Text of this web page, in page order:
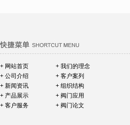
+ 网站首页
+ 我们的理念
+ 公司介绍
+ 客户案列
+ 新闻资讯
+ 组织结构
+ 产品展示
+ 阀门应用
+ 客户服务
+ 阀门论文